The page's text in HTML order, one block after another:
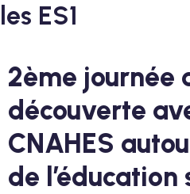
les ES1
2ème journée
découverte
CNAHES
de